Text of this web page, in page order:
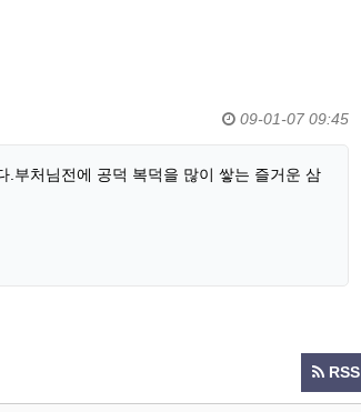
09-01-07 09:45
부처님전에 공덕 복덕을 많이 쌓는 즐거운 삼
RSS